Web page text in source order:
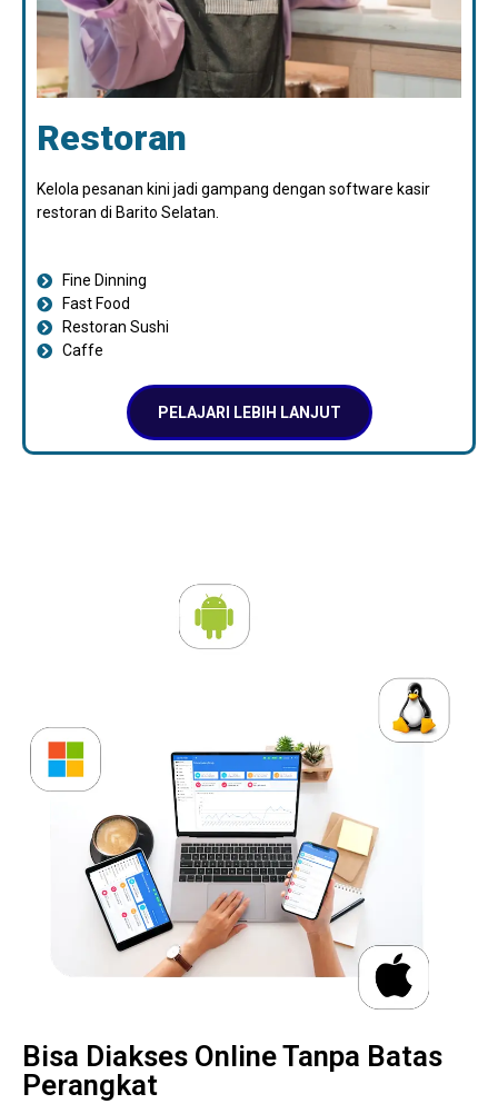
Restoran
Kelola pesanan kini jadi gampang dengan software kasir
restoran di Barito Selatan.
Fine Dinning
Fast Food
Restoran Sushi
Caffe
PELAJARI LEBIH LANJUT
Bisa Diakses Online Tanpa Batas
Perangkat